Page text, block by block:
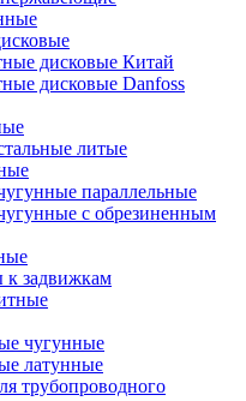
дисковые Китай
дисковые Danfoss
литые
параллельные
с обрезиненным
к задвижкам
чугунные
латунные
трубопроводного